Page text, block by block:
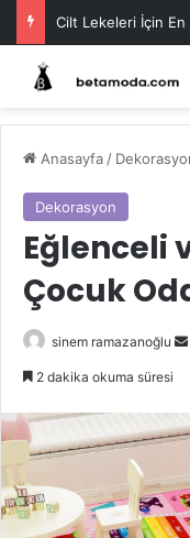
Cilt Lekeleri İçin
Anasayfa /
Dekorasyon
Eğlenceli
Çocuk
sinem ramazanoğlu
2 dakika okuma süresi